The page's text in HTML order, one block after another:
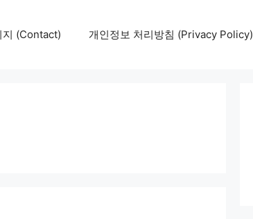
지 (Contact) 개인정보 처리방침 (Privacy Policy)